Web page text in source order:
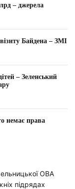
– джерела
Байдена – ЗМІ
– Зеленський
немає права
ОВА
підрядах